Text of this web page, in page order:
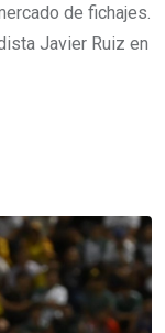
de fichajes.
Javier Ruiz en